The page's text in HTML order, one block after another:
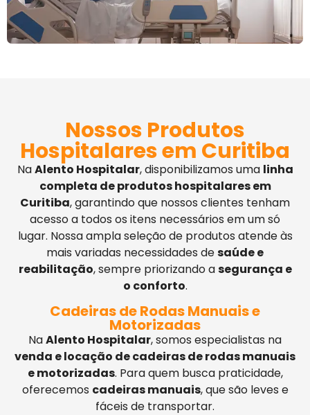
Nossos Produtos
Hospitalares em Curitiba
NaAlento Hospitalar, disponibilizamos uma linha
completa de produtos hospitalares em
Curitiba, garantindo que nossos clientes tenham
acesso a todos os itens necessários em um só
lugar. Nossa ampla seleção de produtos atende às
mais variadas necessidades desaúde e
reabilitação, sempre priorizando asegurança e
o conforto.
Cadeiras de Rodas Manuais e
Motorizadas
NaAlento Hospitalar, somos especialistas na
venda e locação de cadeiras de rodas manuais
e motorizadas. Para quem busca praticidade,
oferecemos cadeiras manuais, que são leves e
fáceis de transportar.